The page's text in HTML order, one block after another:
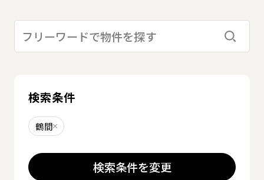
検索す
検索条件
鶴間削除する
検索条件を変更